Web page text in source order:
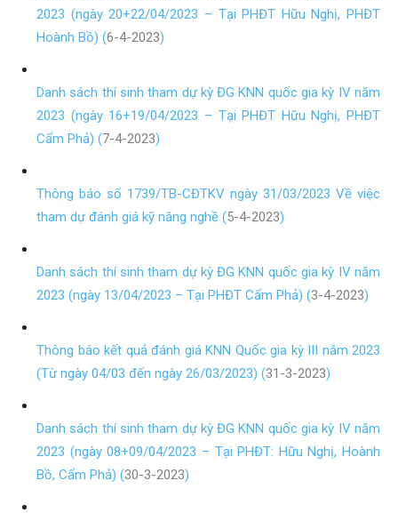
2023 (ngày 20+22/04/2023 – Tại PHĐT Hữu Nghị, PHĐT
Hoành Bồ) (6-4-2023)
Danh sách thí sinh tham dự kỳ ĐG KNN quốc gia kỳ IV năm
2023 (ngày 16+19/04/2023 – Tại PHĐT Hữu Nghị, PHĐT
Cẩm Phả) (7-4-2023)
Thông báo số 1739/TB-CĐTKV ngày 31/03/2023 Về việc
tham dự đánh giá kỹ năng nghề (5-4-2023)
Danh sách thí sinh tham dự kỳ ĐG KNN quốc gia kỳ IV năm
2023 (ngày 13/04/2023 – Tại PHĐT Cẩm Phả) (3-4-2023)
Thông báo kết quả đánh giá KNN Quốc gia kỳ III năm 2023
(Từ ngày 04/03 đến ngày 26/03/2023) (31-3-2023)
Danh sách thí sinh tham dự kỳ ĐG KNN quốc gia kỳ IV năm
2023 (ngày 08+09/04/2023 – Tại PHĐT: Hữu Nghị, Hoành
Bồ, Cẩm Phả) (30-3-2023)